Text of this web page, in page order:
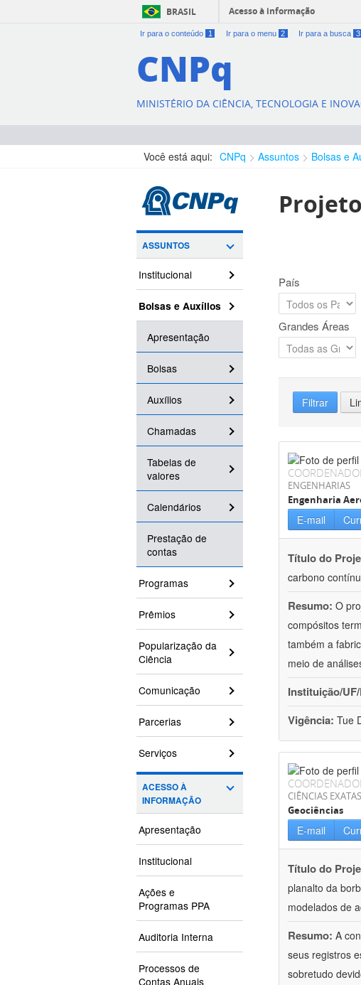
BRASIL Acesso à informação
Ir para o conteúdo 1 Ir para o menu 2 Ir para a busca 3
CNPq
MINISTÉRIO DA CIÊNCIA, TECNOLOGIA E
Você está aqui: CNPq Assuntos Bolsas e
ASSUNTOS
Institucional
Bolsas e Auxílios
Apresentação
Bolsas
Auxílios
Chamadas
Tabelas de
valores
Calendários
Prestação de
contas
Programas
Prêmios
Popularização da
Ciência
Comunicação
Parcerias
Serviços
ACESSO À
INFORMAÇÃO
Apresentação
Institucional
Ações e
Programas PPA
Auditoria Interna
Processos de
Contas Anuais
País
Grandes Áreas
Filtrar
ENGENHARIAS
Engenharia
E-mail
Título do
carbono
Resumo: O
compósitos
também a
meio de
Instituição/
Vigência: Tue
CIÊNCIAS
Geociências
E-mail
Título do
planalto da
modelados de
Resumo: A
seus registros
sobretudo